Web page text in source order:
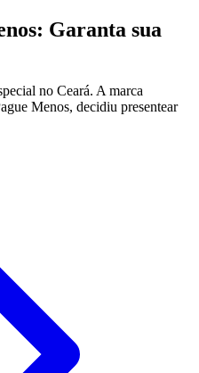
Garanta sua
no Ceará. A marca
Menos, decidiu presentear